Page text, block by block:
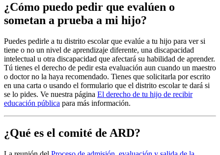
¿Cómo puedo pedir que evalúen o
sometan a prueba a mi hijo?
Puedes pedirle a tu distrito escolar que evalúe a tu hijo para ver si
tiene o no un nivel de aprendizaje diferente, una discapacidad
intelectual u otra discapacidad que afectará su habilidad de aprender.
Tú tienes el derecho de pedir esta evaluación aun cuando un maestro
o doctor no la haya recomendado. Tienes que solicitarla por escrito
en una carta o usando el formulario que el distrito escolar te dará si
se lo pides. Ve nuestra página El derecho de tu hijo de recibir
educación pública para más información.
¿Qué es el comité de ARD?